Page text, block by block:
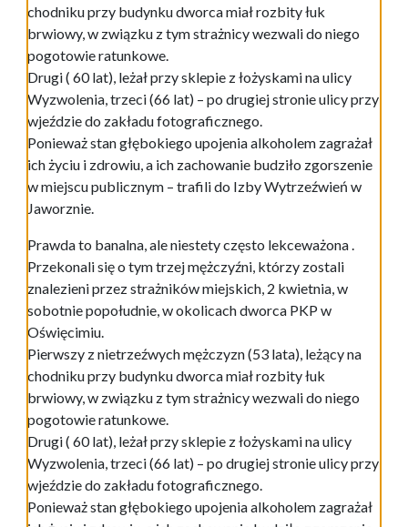
chodniku przy budynku dworca miał rozbity łuk
brwiowy, w związku z tym strażnicy wezwali do niego
pogotowie ratunkowe.
Drugi ( 60 lat), leżał przy sklepie z łożyskami na ulicy
Wyzwolenia, trzeci (66 lat) – po drugiej stronie ulicy przy
wjeździe do zakładu fotograficznego.
Ponieważ stan głębokiego upojenia alkoholem zagrażał
ich życiu i zdrowiu, a ich zachowanie budziło zgorszenie
w miejscu publicznym – trafili do Izby Wytrzeźwień w
Jaworznie.
Prawda to banalna, ale niestety często lekceważona .
Przekonali się o tym trzej mężczyźni, którzy zostali
znalezieni przez strażników miejskich, 2 kwietnia, w
sobotnie popołudnie, w okolicach dworca PKP w
Oświęcimiu.
Pierwszy z nietrzeźwych mężczyzn (53 lata), leżący na
chodniku przy budynku dworca miał rozbity łuk
brwiowy, w związku z tym strażnicy wezwali do niego
pogotowie ratunkowe.
Drugi ( 60 lat), leżał przy sklepie z łożyskami na ulicy
Wyzwolenia, trzeci (66 lat) – po drugiej stronie ulicy przy
wjeździe do zakładu fotograficznego.
Ponieważ stan głębokiego upojenia alkoholem zagrażał